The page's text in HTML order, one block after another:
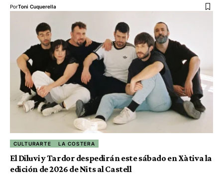
PorToni Cuquerella
CULTURARTE LA COSTERA
El Diluvi y Tardor despedirán este sábado en Xàtiva la
edición de 2026 de Nits al Castell